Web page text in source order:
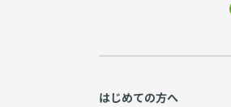
はじめての方へ